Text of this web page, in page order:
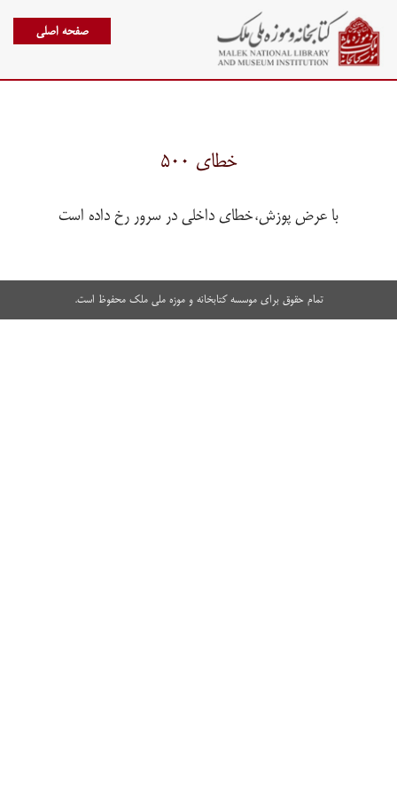
صفحه اصلی
خطای ۵۰۰
با عرض پوزش،خطای داخلی در سرور رخ داده است
تمام حقوق برای موسسه کتابخانه و موزه ملی ملک محفوظ است.